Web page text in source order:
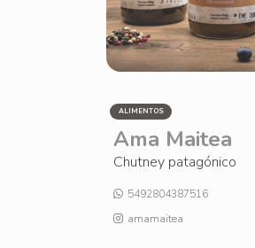
ALIMENTOS
Ama Maitea
Chutney patagónico
5492804387516
amamaitea